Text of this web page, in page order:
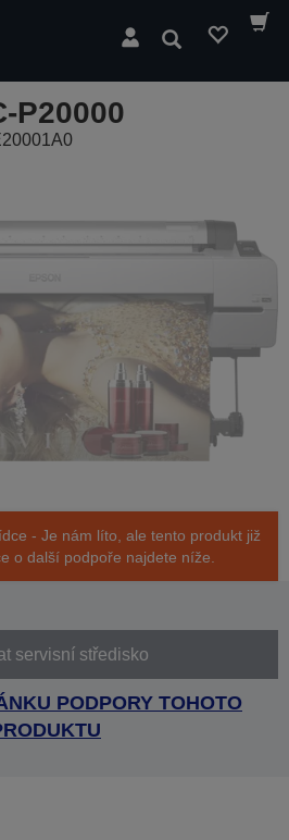
Hledat
P20000
- Je nám líto, ale tento produkt již
o další podpoře najdete níže.
servisní středisko
PODPORY TOHOTO